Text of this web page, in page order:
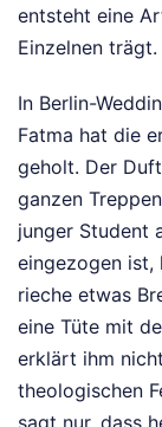
entsteht eine
Einzelnen trägt.
In Berlin-
Fatma hat die
geholt. Der
ganzen
junger Student
eingezogen ist,
rieche etwas
eine Tüte mit
erklärt ihm
theologischen
sagt nur, dass